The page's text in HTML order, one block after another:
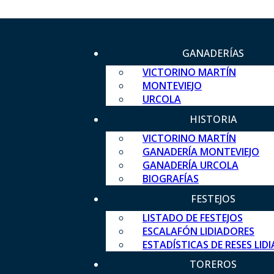
GANADERÍAS
VICTORINO MARTÍN
MONTEVIEJO
URCOLA
HISTORIA
VICTORINO MARTÍN
GANADERÍA MONTEVIEJO
GANADERÍA URCOLA
BIOGRAFÍAS
FESTEJOS
LISTADO DE FESTEJOS
ESCALAFÓN LIDIADORES
ESTADÍSTICAS DE RESES
TOREROS